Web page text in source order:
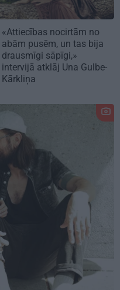
«Attiecības nocirtām no
abām pusēm, un tas bija
drausmīgi sāpīgi,»
intervijā atklāj Una Gulbe-
Kārkliņa